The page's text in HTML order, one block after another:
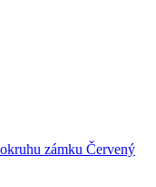
zámku Červený